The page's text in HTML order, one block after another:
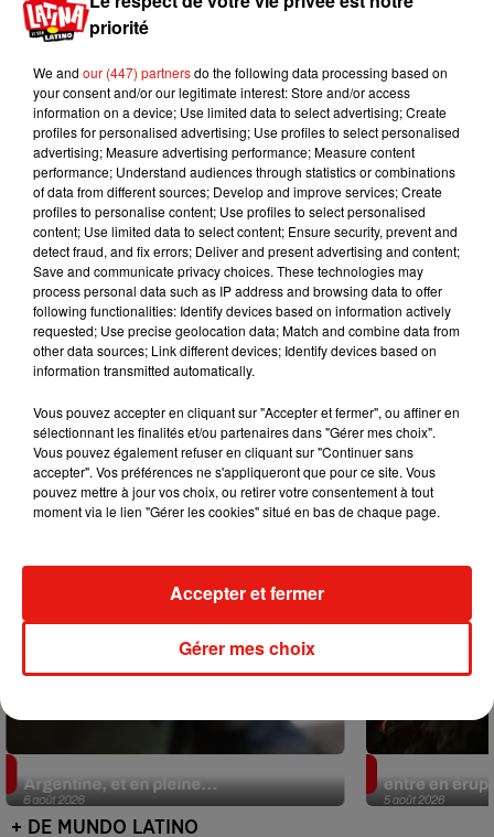
6 août 2026
Karol G dévoile la tracklist de son
nouvel album… avec des invités...
5 août 2026
Benny
Becky G sur
+ DE MUSIQUE
6 août 2026
Argentine, et en pleine...
5 août 2026
entre en
+ DE MUNDO LATINO
priorité
We and our (447) partnersdo the following data processing based on
your consent and/or our legitimate interest: Store and/or access
information on a device; Use limited data to select advertising; Create
profiles for personalised advertising; Use profiles to select personalised
advertising; Measure advertising performance; Measure content
performance; Understand audiences through statistics or combinations
of data from different sources; Develop and improve services; Create
profiles to personalise content; Use profiles to select personalised
content; Use limited data to select content; Ensure security, prevent and
detect fraud, and fix errors; Deliver and present advertising and content;
Save and communicate privacy choices. These technologies may
process personal data such as IP address and browsing data to offer
following functionalities: Identify devices based on information actively
requested; Use precise geolocation data; Match and combine data from
other data sources; Link different devices; Identify devices based on
information transmitted automatically.
Vous pouvez accepter en cliquant sur "Accepter et fermer", ou affiner en
sélectionnant les finalités et/ou partenaires dans "Gérer mes choix".
Vous pouvez également refuser en cliquant sur "Continuer sans
accepter". Vos préférences ne s'appliqueront que pour ce site. Vous
pouvez mettre à jour vos choix, ou retirer votre consentement à tout
moment via le lien "Gérer les cookies" situé en bas de chaque page.
Gérer mes choix
Accepter et fermer